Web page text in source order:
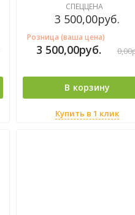
СПЕЦЦЕНА
3 500,00руб.
Розница (ваша цена)
3 500,00руб. 0,00
В корзину
Купить в 1 клик